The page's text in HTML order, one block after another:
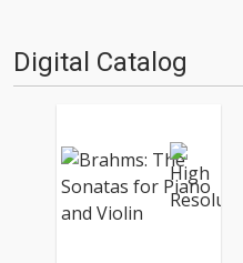
Digital Catalog